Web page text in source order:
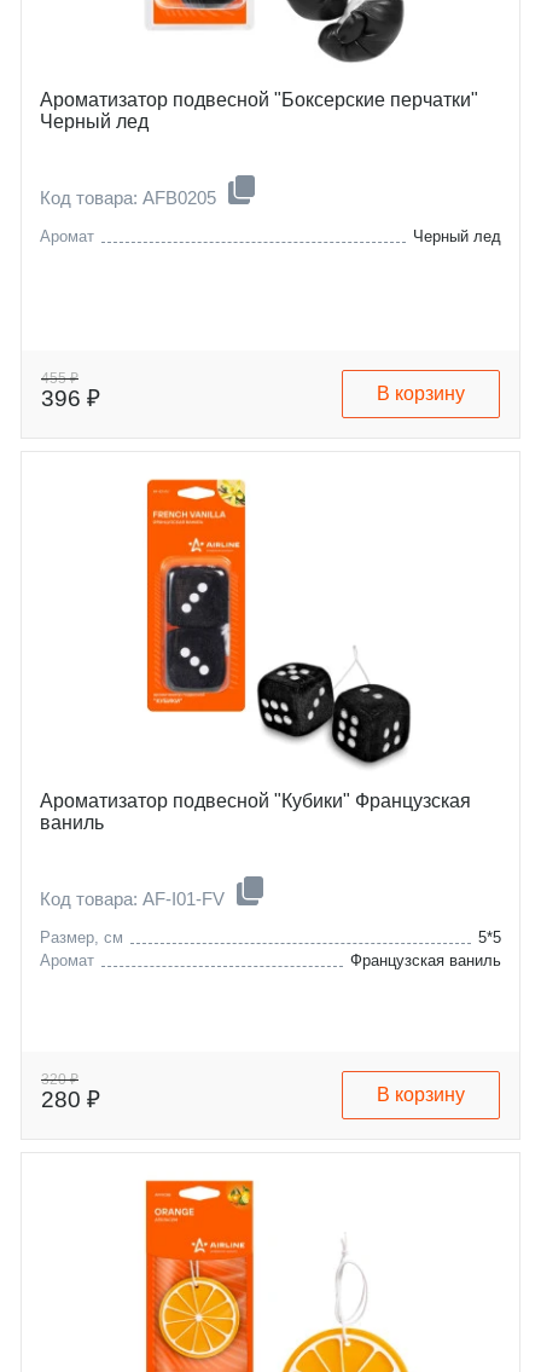
Ароматизатор подвесной "Боксерские перчатки"
Черный лед
Код товара: AFB0205
Аромат Черный лед
455 ₽
396 ₽ В корзину
Ароматизатор подвесной "Кубики" Французская
ваниль
Код товара: AF-I01-FV
Размер, см
5*5
Аромат
Французская ваниль
320 ₽
280 ₽ В корзину